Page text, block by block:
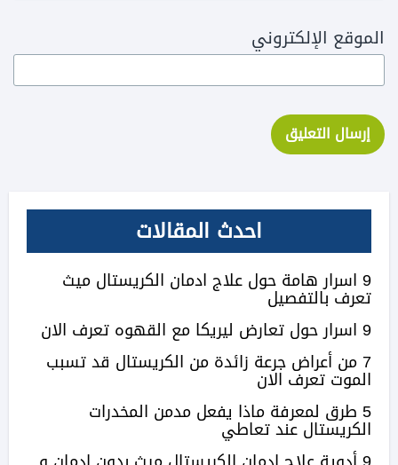
الموقع الإلكتروني
احدث المقالات
9 اسرار هامة حول علاج ادمان الكريستال ميث
تعرف بالتفصيل
9 اسرار حول تعارض ليريكا مع القهوه تعرف الان
7 من أعراض جرعة زائدة من الكريستال قد تسبب
الموت تعرف الان
5 طرق لمعرفة ماذا يفعل مدمن المخدرات
الكريستال عند تعاطي